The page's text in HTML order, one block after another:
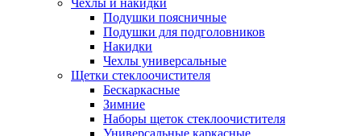
Чехлы и накидки
Подушки поясничные
Подушки для подголовников
Накидки
Чехлы универсальные
Щетки стеклоочистителя
Бескаркасные
Зимние
Наборы щеток стеклоочистителя
Универсальные каркасные